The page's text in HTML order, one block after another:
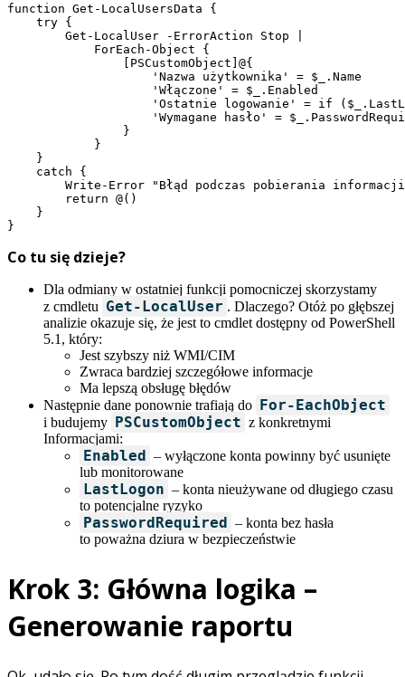
function Get-LocalUsersData {
    try {
        Get-LocalUser -ErrorAction Stop |
            ForEach-Object {
                [PSCustomObject]@{
                    'Nazwa użytkownika' = $_.Name
                    'Włączone' = $_.Enabled
'Ostatnie logowanie' = if
'Wymagane hasło' =
                }
            }
    }
    catch {
Write-Error "Błąd podczas pobierania
        return @()
    }
}
Co tu się dzieje?
Dla odmiany w ostatniej funkcji pomocniczej skorzystamy
z cmdletu Get-LocalUser . Dlaczego? Otóż po głębszej
analizie okazuje się, że jest to cmdlet dostępny od PowerShell
5.1, który:
Jest szybszy niż WMI/CIM
Zwraca bardziej szczegółowe informacje
Ma lepszą obsługę błędów
Następnie dane ponownie trafiają do For-EachObject
i budujemy PSCustomObject z konkretnymi
Informacjami:
Enabled – wyłączone konta powinny być usunięte
lub monitorowane
LastLogon – konta nieużywane od długiego czasu
to potencjalne ryzyko
PasswordRequired – konta bez hasła
to poważna dziura w bezpieczeństwie
Krok 3: Główna logika –
Generowanie raportu